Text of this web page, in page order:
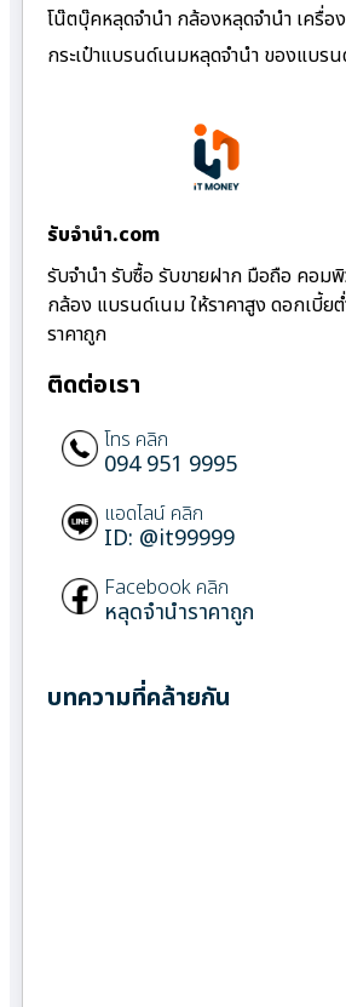
โน๊ตบุ๊คหลุดจำนำ กล้องหลุดจำนำ เครื่อ
กระเป๋าแบรนด์เนมหลุดจำนำ ของแบร
รับจํานํา.com
รับจำนำ รับซื้อ รับขายฝาก มือถือ คอม
กล้อง แบรนด์เนม ให้ราคาสูง ดอกเบี้ย
ราคาถูก
ติดต่อเรา
โทร คลิก
094 951 9995
แอดไลน์ คลิก
ID: @it99999
Facebook คลิก
หลุดจำนำราคาถูก
บทความที่คล้ายกัน